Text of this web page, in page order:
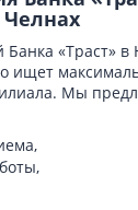
Банка «Траст»
ищет
Мы